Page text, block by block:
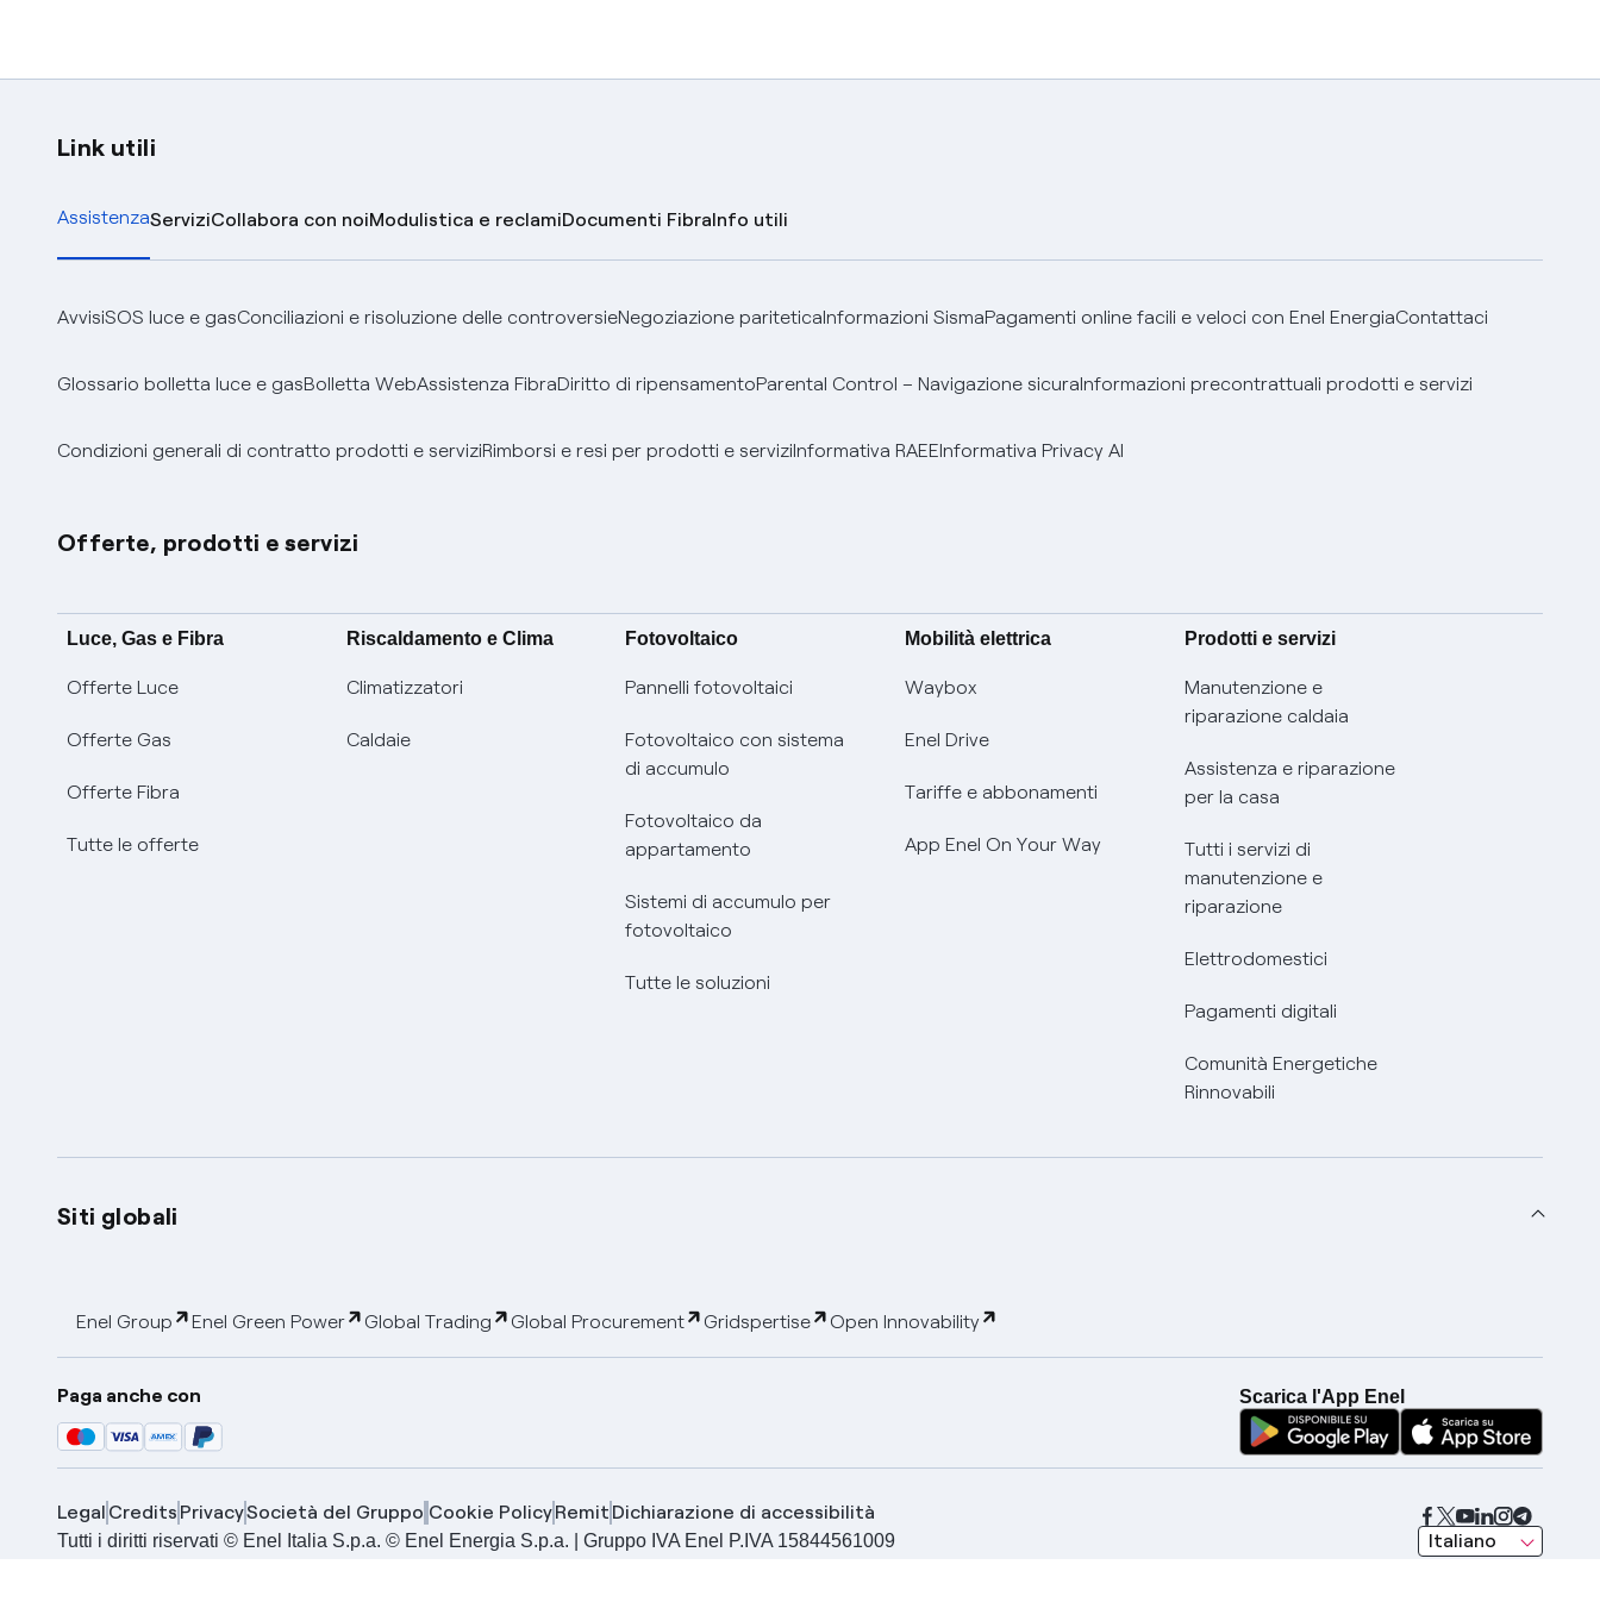
Link utili
AssistenzaServiziCollabora con noiModulistica e reclamiDocumenti FibraInfo utili
AvvisiSOS luce e gasConciliazioni e risoluzione delle controversieNegoziazione pariteticaInformazioni SismaPagamenti online facili e veloci con Enel EnergiaContattaci
Glossario bolletta luce e gasBolletta WebAssistenza FibraDiritto di ripensamentoParental Control – Navigazione sicuraInformazioni precontrattuali prodotti e servizi
Condizioni generali di contratto prodotti e serviziRimborsi e resi per prodotti e serviziInformativa RAEEInformativa Privacy AI
Offerte, prodotti e servizi
Luce, Gas e Fibra
Offerte Luce
Offerte Gas
Offerte Fibra
Tutte le offerte
Riscaldamento e Clima
Climatizzatori
Caldaie
Fotovoltaico
Pannelli fotovoltaici
Fotovoltaico con sistema
di accumulo
Fotovoltaico da
appartamento
Sistemi di accumulo per
fotovoltaico
Tutte le soluzioni
Mobilità elettrica
Waybox
Enel Drive
Tariffe e abbonamenti
App Enel On Your Way
Prodotti e servizi
Manutenzione e
riparazione caldaia
Assistenza e riparazione
per la casa
Tutti i servizi di
manutenzione e
riparazione
Elettrodomestici
Pagamenti digitali
Comunità Energetiche
Rinnovabili
Siti globali
Enel Group Enel Green Power Global Trading Global Procurement Gridspertise Open Innovability
Paga anche con Scarica l'App Enel
Italiano
seleziona una
Legal Credits PrivacySocietà del Gruppo Cookie PolicyRemit Dichiarazione di accessibilità
Tutti i diritti riservati © Enel Italia S.p.a. © Enel Energia S.p.a. | Gruppo IVA Enel P.IVA 15844561009